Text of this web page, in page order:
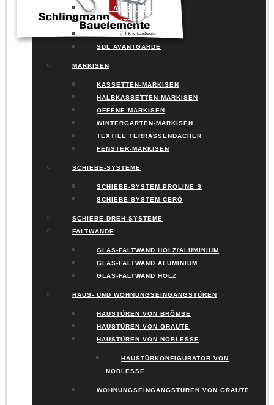
SDL AKZENT PLUS
SDL AKZENT VISION
SDL AVALIS
SDL AVANTGARDE
MARKISEN
KASSETTEN-MARKISEN
HALBKASSETTEN-MARKISEN
OFFENE MARKISEN
WINTERGARTEN-MARKISEN
TEXTILE TERRASSENDÄCHER
FENSTER-MARKISEN
SCHIEBE-SYSTEME
SCHIEBE-SYSTEM PROLINE S
SCHIEBE-SYSTEM CERO
SCHIEBE-DREH-SYSTEME
FALTWÄNDE
GLAS-FALTWAND HOLZ/ALUMINIUM
GLAS-FALTWAND ALUMINIUM
GLAS-FALTWAND HOLZ
HAUS- UND WOHNUNGSEINGANGSTÜREN
HAUSTÜREN VON BRÖMSE
HAUSTÜREN VON GRAUTE
HAUSTÜREN VON NOBLESSE
HAUSTÜRKONFIGURATOR VON
NOBLESSE
WOHNUNGSEINGANGSTÜREN VON GRAUTE